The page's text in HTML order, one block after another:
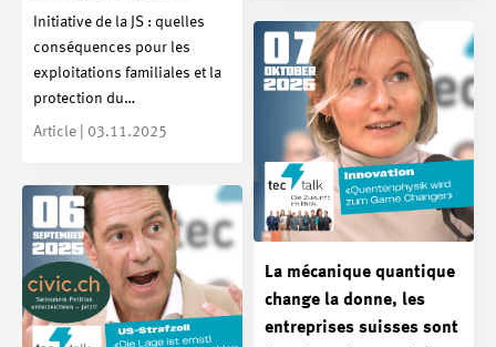
Initiative de la JS : quelles
conséquences pour les
exploitations familiales et la
protection du…
Article | 03.11.2025
La mécanique quantique
change la donne, les
entreprises suisses sont